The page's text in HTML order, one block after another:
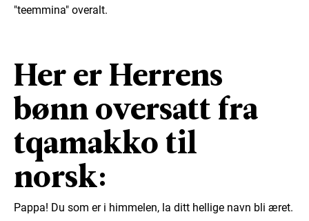
"teemmina" overalt.
Her er Herrens
bønn oversatt fra
tqamakko til
norsk:
Pappa! Du som er i himmelen, la ditt hellige navn bli æret.